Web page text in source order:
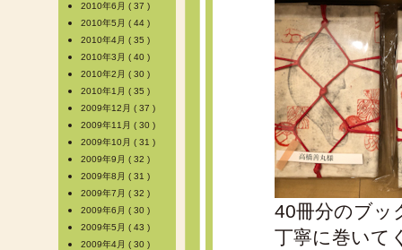
40冊分のブッ
丁寧に巻いて
2010年6月 ( 37 )
2010年5月 ( 44 )
2010年4月 ( 35 )
2010年3月 ( 40 )
2010年2月 ( 30 )
2010年1月 ( 35 )
2009年12月 ( 37 )
2009年11月 ( 30 )
2009年10月 ( 31 )
2009年9月 ( 32 )
2009年8月 ( 31 )
2009年7月 ( 32 )
2009年6月 ( 30 )
2009年5月 ( 43 )
2009年4月 ( 30 )